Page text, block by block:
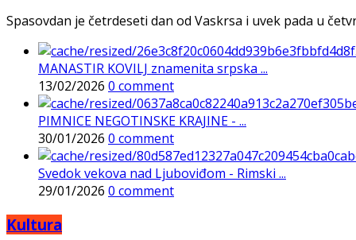
Spasovdan je četrdeseti dan od Vaskrsa i uvek pada u
MANASTIR KOVILJ znamenita srpska ...
13/02/2026 0 comment
PIMNICE NEGOTINSKE KRAJINE - ...
30/01/2026 0 comment
Svedok vekova nad Ljuboviđom - Rimski ...
29/01/2026 0 comment
Kultura